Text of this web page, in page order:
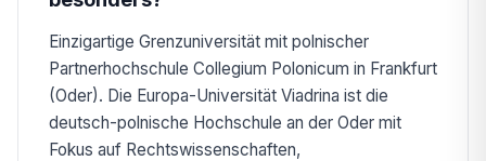
Einzigartige Grenzuniversität mit polnischer
Partnerhochschule Collegium Polonicum in Frankfurt
(Oder). Die Europa-Universität Viadrina ist die
deutsch-polnische Hochschule an der Oder mit
Fokus auf Rechtswissenschaften,